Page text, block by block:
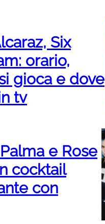
Six
orario,
gioca e dove
tv
e Rose
cocktail
con